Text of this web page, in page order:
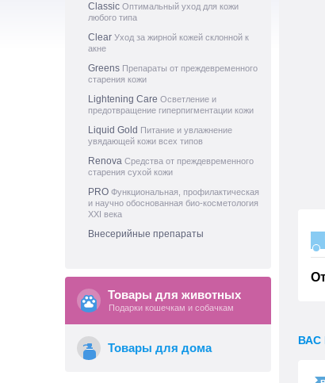
ВАС
Classic Оптимальный уход для кожи
любого типа
Clear Уход за жирной кожей склонной к
акне
Greens Препараты от преждевременного
старения кожи
Lightening Care Осветление и
предотвращение гиперпигментации кожи
Liquid Gold Питание и увлажнение
увядающей кожи всех типов
Renova Средства от преждевременного
старения сухой кожи
PRO Функциональная, профилактическая
и научно обоснованная био-косметология
XXI века
Внесерийные препараты
Товары для животных
Подарки кошечкам и собачкам
Товары для дома